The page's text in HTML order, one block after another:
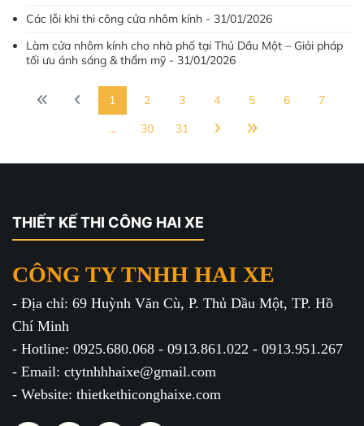
Các lỗi khi thi công cửa nhôm kính - 31/01/2026
Làm cửa nhôm kính cho nhà phố tại Thủ Dầu Một – Giải pháp
tối ưu ánh sáng & thẩm mỹ - 31/01/2026
1 2 3 4 5 6
7
...
30 31
THIẾT KẾ THI CÔNG HAI XE
CÔNG TY TNHH HAI XE
- Địa chỉ: 69 Huỳnh Văn Cù, P. Thủ Dầu Một, TP. Hồ
Chí Minh
- Hotline: 0925.680.068 - 0913.861.022 - 0913.951.267
- Email: ctytnhhhaixe@gmail.com
- Website: thietkethiconghaixe.com